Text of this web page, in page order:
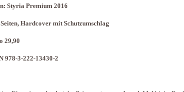
Styria Premium 2016
Hardcover mit Schutzumschlag
29,90
978-3-222-13430-2